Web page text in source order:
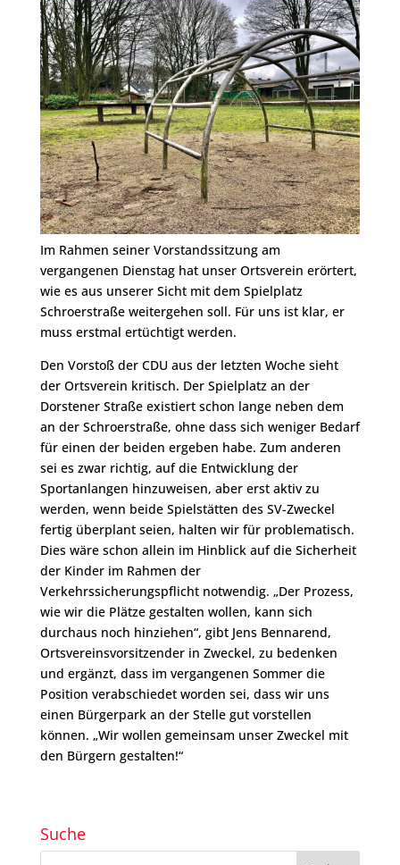
Im Rahmen seiner Vorstandssitzung am
vergangenen Dienstag hat unser Ortsverein erörtert,
wie es aus unserer Sicht mit dem Spielplatz
Schroerstraße weitergehen soll. Für uns ist klar, er
muss erstmal ertüchtigt werden.
Den Vorstoß der CDU aus der letzten Woche sieht
der Ortsverein kritisch. Der Spielplatz an der
Dorstener Straße existiert schon lange neben dem
an der Schroerstraße, ohne dass sich weniger Bedarf
für einen der beiden ergeben habe. Zum anderen
sei es zwar richtig, auf die Entwicklung der
Sportanlangen hinzuweisen, aber erst aktiv zu
werden, wenn beide Spielstätten des SV-Zweckel
fertig überplant seien, halten wir für problematisch.
Dies wäre schon allein im Hinblick auf die Sicherheit
der Kinder im Rahmen der
Verkehrssicherungspflicht notwendig. „Der Prozess,
wie wir die Plätze gestalten wollen, kann sich
durchaus noch hinziehen“, gibt Jens Bennarend,
Ortsvereinsvorsitzender in Zweckel, zu bedenken
und ergänzt, dass im vergangenen Sommer die
Position verabschiedet worden sei, dass wir uns
einen Bürgerpark an der Stelle gut vorstellen
können. „Wir wollen gemeinsam unser Zweckel mit
den Bürgern gestalten!“
Suche